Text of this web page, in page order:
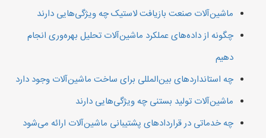
ماشین‌آلات صنعت بازیافت لاستیک چه ویژگی‌هایی دارند
چگونه از داده‌های عملکرد ماشین‌آلات تحلیل بهره‌وری انجام
دهیم
چه استانداردهای بین‌المللی برای ساخت ماشین‌آلات وجود دارد
ماشین‌آلات تولید بستنی چه ویژگی‌هایی دارند
چه خدماتی در قراردادهای پشتیبانی ماشین‌آلات ارائه می‌شود